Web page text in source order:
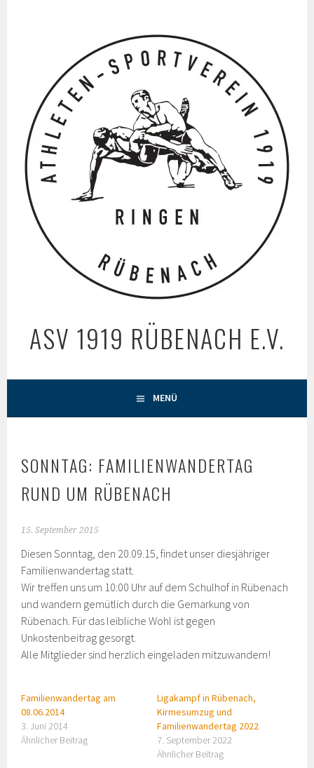
ASV 1919 RÜBENACH E.V.
MENÜ
SONNTAG: FAMILIENWANDERTAG
RUND UM RÜBENACH
15. September 2015
Diesen Sonntag, den 20.09.15, findet unser diesjähriger
Familienwandertag statt.
Wir treffen uns um 10:00 Uhr auf dem Schulhof in Rübenach
und wandern gemütlich durch die Gemarkung von
Rübenach. Für das leibliche Wohl ist gegen
Unkostenbeitrag gesorgt.
Alle Mitglieder sind herzlich eingeladen mitzuwandern!
Familienwandertag am
08.06.2014
3. Juni 2014
Ähnlicher Beitrag
Ligakampf in Rübenach,
Kirmesumzug und
Familienwandertag 2022
7. September 2022
Ähnlicher Beitrag